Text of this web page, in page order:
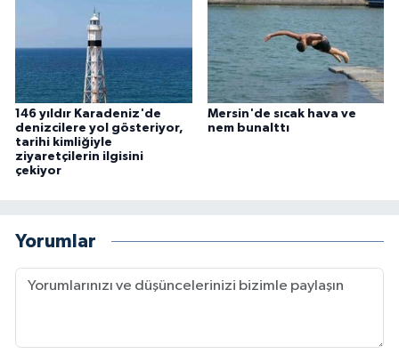
146 yıldır Karadeniz'de
denizcilere yol gösteriyor,
tarihi kimliğiyle
ziyaretçilerin ilgisini
çekiyor
Mersin'de sıcak hava ve
nem bunalttı
Yorumlar